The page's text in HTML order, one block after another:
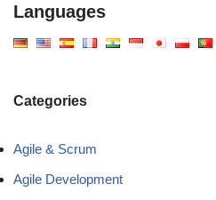
Languages
Categories
Agile & Scrum
Agile Development